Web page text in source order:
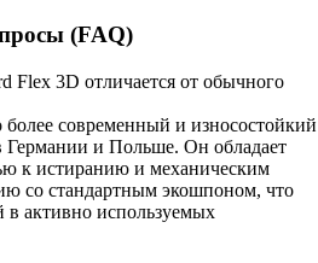
(FAQ)
Flex 3D отличается от обычного
современный и износостойкий
Германии и Польше. Он обладает
к истиранию и механическим
со стандартным экошпоном, что
в активно используемых